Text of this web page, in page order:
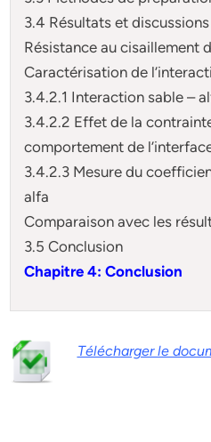
3.4 Résultats et discussions
Résistance au cisaillement
Caractérisation de
3.4.2.1 Interaction sable –
3.4.2.2 Effet de la
comportement de
3.4.2.3 Mesure du
alfa
Comparaison avec les
3.5 Conclusion
Chapitre 4: Conclusion
Télécharger le